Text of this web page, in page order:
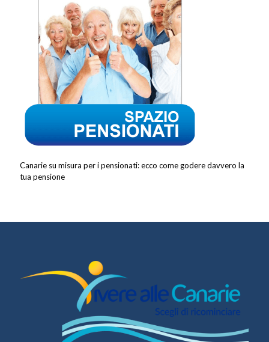
Canarie su misura per i pensionati: ecco come godere davvero la
tua pensione